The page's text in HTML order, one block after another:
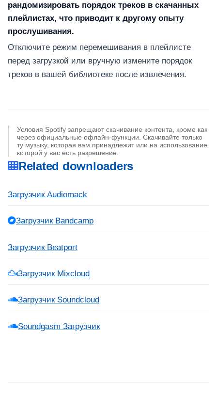
рандомизировать порядок треков в скачанных
плейлистах, что приводит к другому опыту
прослушивания.
Отключите режим перемешивания в плейлисте
перед загрузкой или вручную измените порядок
треков в вашей библиотеке после извлечения.
Условия Spotify запрещают скачивание контента, кроме как
через официальные офлайн-функции. Скачивайте только
ту музыку, которая вам принадлежит или на использование
которой у вас есть разрешение.
Related downloaders
Загрузчик Audiomack
Загрузчик Bandcamp
Загрузчик Beatport
Загрузчик Mixcloud
Загрузчик Soundcloud
Soundgasm Загрузчик